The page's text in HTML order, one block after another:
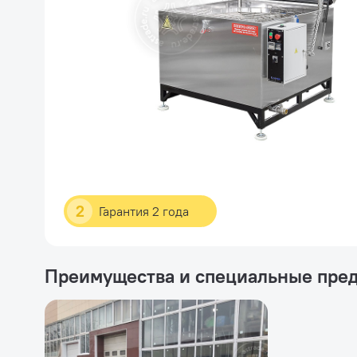
2 Гарантия 2 года
Преимущества и специальные